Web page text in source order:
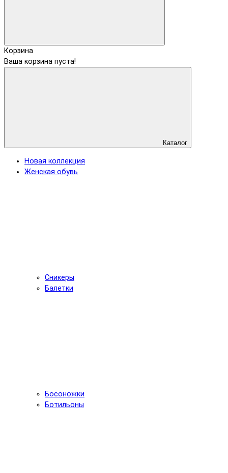
Корзина
Ваша корзина пуста!
Каталог
Новая коллекция
Женская обувь
Сникеры
Балетки
Босоножки
Ботильоны